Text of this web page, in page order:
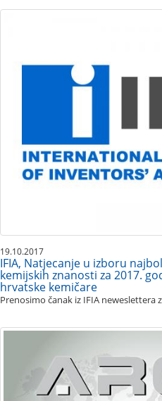
19.10.2017
IFIA, Natjecanje u izboru
kemijskih znanosti za 2017.
hrvatske kemičare
Prenosimo čanak iz IFIA neweslettera​